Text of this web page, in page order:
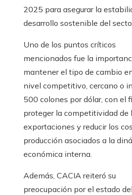
2025 para asegurar la
desarrollo sostenible del
Uno de los puntos críticos
mencionados fue la
mantener el tipo de cambio
nivel competitivo, cercano o
500 colones por dólar, con el
proteger la competitividad de
exportaciones y reducir los
producción asociados a la
económica interna.
Además, CACIA reiteró su
preocupación por el estado